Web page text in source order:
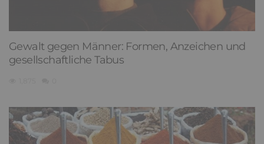
Gewalt gegen Männer: Formen, Anzeichen und
gesellschaftliche Tabus